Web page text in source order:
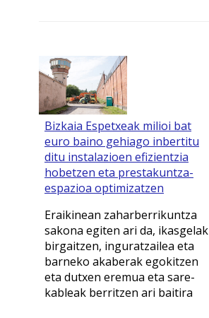
Bizkaia Espetxeak milioi bat
euro baino gehiago inbertitu
ditu instalazioen efizientzia
hobetzen eta prestakuntza-
espazioa optimizatzen
Eraikinean zaharberrikuntza
sakona egiten ari da, ikasgelak
birgaitzen, inguratzailea eta
barneko akaberak egokitzen
eta dutxen eremua eta sare-
kableak berritzen ari baitira